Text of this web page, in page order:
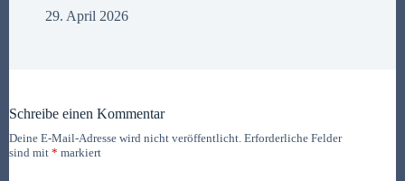
29. April 2026
Schreibe einen Kommentar
Deine E-Mail-Adresse wird nicht veröffentlicht. Erforderliche Felder
sind mit * markiert